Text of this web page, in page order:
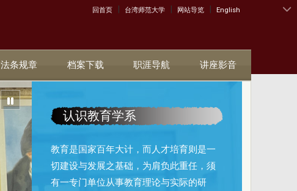
:::
回首页 | 台湾师范大学 | 网站导览 | English
法条规章 档案下载 职涯导航 讲座影音
认识教育学系
教育是国家百年大计，而人才培育则是一
切建设与发展之基础，为肩负此重任，须
有一专门单位从事教育理论与实际的研